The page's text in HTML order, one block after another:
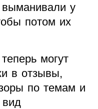
выманивали у
потом их
могут
в отзывы,
по темам и
вид